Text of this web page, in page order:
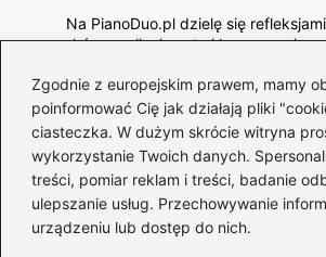
Zgodnie z europejskim prawem, mamy
poinformować Cię jak działają pliki
ciasteczka. W dużym skrócie witryna
wykorzystanie Twoich danych.
treści, pomiar reklam i treści, badanie
ulepszanie usług. Przechowywanie
urządzeniu lub dostęp do nich.
Na PianoDuo.pl dzielę się
muzyków, analizuję nuty i kompozycje,
emocji — zarówno na scenie, jak i w
Lubię łączyć techniczne spojrzenie z
pokazując muzykę od strony
←
Jak długo trwają koncerty Bon
ich występów na żywo